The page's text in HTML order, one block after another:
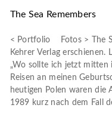
The Sea Remembers
< Portfolio Fotos > The
Kehrer Verlag erschienen.
„Wo sollte ich jetzt mitten
Reisen an meinen
heutigen Polen waren die
1989 kurz nach dem Fall